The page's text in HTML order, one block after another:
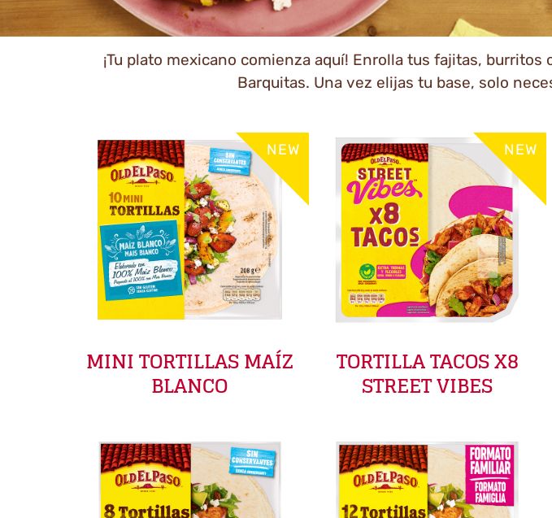
¡Tu plato mexicano comienza aquí! Enrolla tus fajitas,
Barquitas. Una vez elijas tu base, solo
NEW
MINI TORTILLAS MAÍZ
BLANCO
NEW
TORTILLA TACOS X8
STREET VIBES